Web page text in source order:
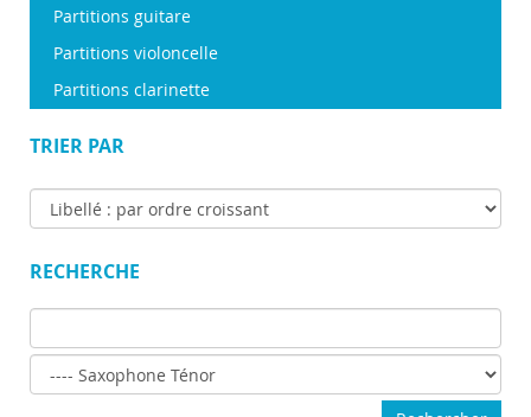
Partitions guitare
Partitions violoncelle
Partitions clarinette
TRIER PAR
RECHERCHE
La...
Marque : Buffet Crampon